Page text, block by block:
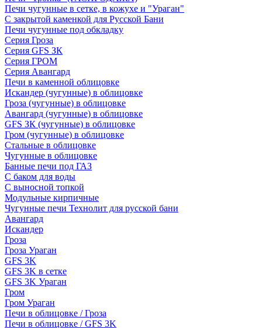
Печи чугунные в сетке, в кожухе и "Ураган"
С закрытой каменкой для Русской Бани
Печи чугунные под обкладку
Серия Гроза
Серия GFS ЗК
Серия ГРОМ
Серия Авангард
Печи в каменной облицовке
Искандер (чугунные) в облицовке
Гроза (чугунные) в облицовке
Авангард (чугунные) в облицовке
GFS ЗК (чугунные) в облицовке
Гром (чугунные) в облицовке
Стальные в облицовке
Чугунные в облицовке
Банные печи под ГАЗ
С баком для воды
С выносной топкой
Модульные кирпичные
Чугунные печи Технолит для русской бани
Авангард
Искандер
Гроза
Гроза Ураган
GFS 3K
GFS 3K в сетке
GFS 3K Ураган
Гром
Гром Ураган
Печи в облицовке / Гроза
Печи в облицовке / GFS 3K